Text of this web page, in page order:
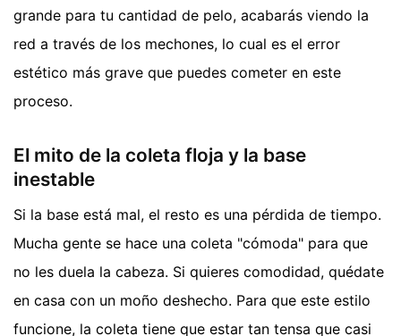
grande para tu cantidad de pelo, acabarás viendo la
red a través de los mechones, lo cual es el error
estético más grave que puedes cometer en este
proceso.
El mito de la coleta floja y la base
inestable
Si la base está mal, el resto es una pérdida de tiempo.
Mucha gente se hace una coleta "cómoda" para que
no les duela la cabeza. Si quieres comodidad, quédate
en casa con un moño deshecho. Para que este estilo
funcione, la coleta tiene que estar tan tensa que casi